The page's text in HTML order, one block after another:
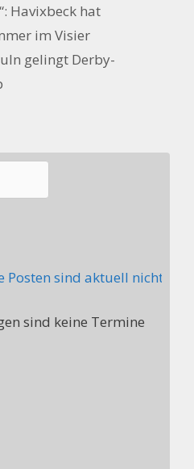
Havixbeck hat
im Visier
gelingt Derby-
sind aktuell nicht
sind keine Termine